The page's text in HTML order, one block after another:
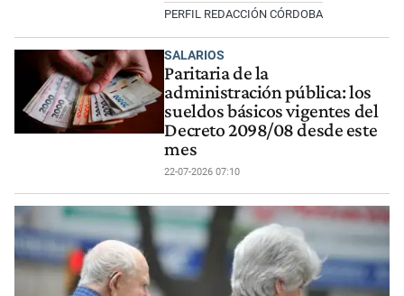
PERFIL REDACCIÓN CÓRDOBA
SALARIOS
Paritaria de la
administración pública: los
sueldos básicos vigentes del
Decreto 2098/08 desde este
mes
22-07-2026 07:10